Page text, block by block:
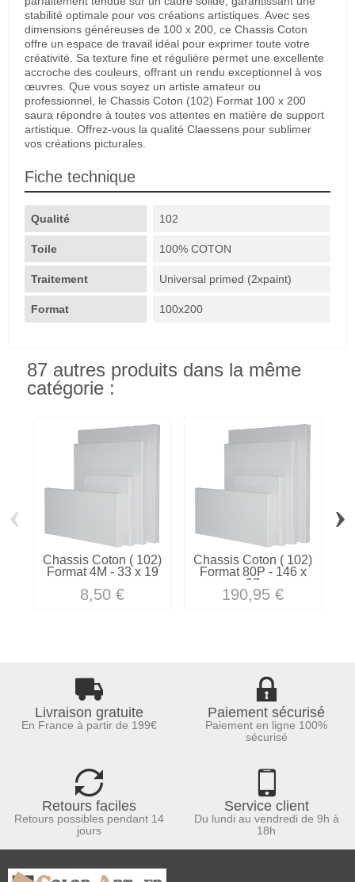
stabilité optimale pour vos créations artistiques. Avec ses
dimensions généreuses de 100 x 200, ce Chassis Coton
offre un espace de travail idéal pour exprimer toute votre
créativité. Sa texture fine et régulière permet une excellente
accroche des couleurs, offrant un rendu exceptionnel à vos
œuvres. Que vous soyez un artiste amateur ou
professionnel, le Chassis Coton (102) Format 100 x 200
saura répondre à toutes vos attentes en matière de support
artistique. Offrez-vous la qualité Claessens pour sublimer
vos créations picturales.
Fiche technique
Qualité 102
Toile 100% COTON
Traitement Universal primed (2xpaint)
Format 100x200
87 autres produits dans la même
catégorie :
Chassis Coton ( 102)
Format 4M - 33 x 19
8,50 €
Chassis Coton ( 102)
Format 80P - 146 x
97
190,95 €
‹ ›
Livraison gratuite
En France à partir de 199€
Paiement sécurisé
Paiement en ligne 100%
sécurisé
Retours faciles
Retours possibles pendant 14
jours
Service client
Du lundi au vendredi de 9h à
18h